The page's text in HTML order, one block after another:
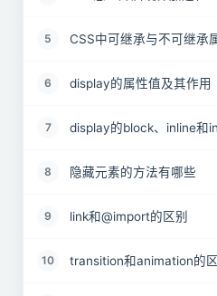
5 CSS中可继承与不可继承
6 display的属性值及其作用
7 display的block、inline和
8 隐藏元素的方法有哪些
9 link和@import的区别
10 transition和animation的